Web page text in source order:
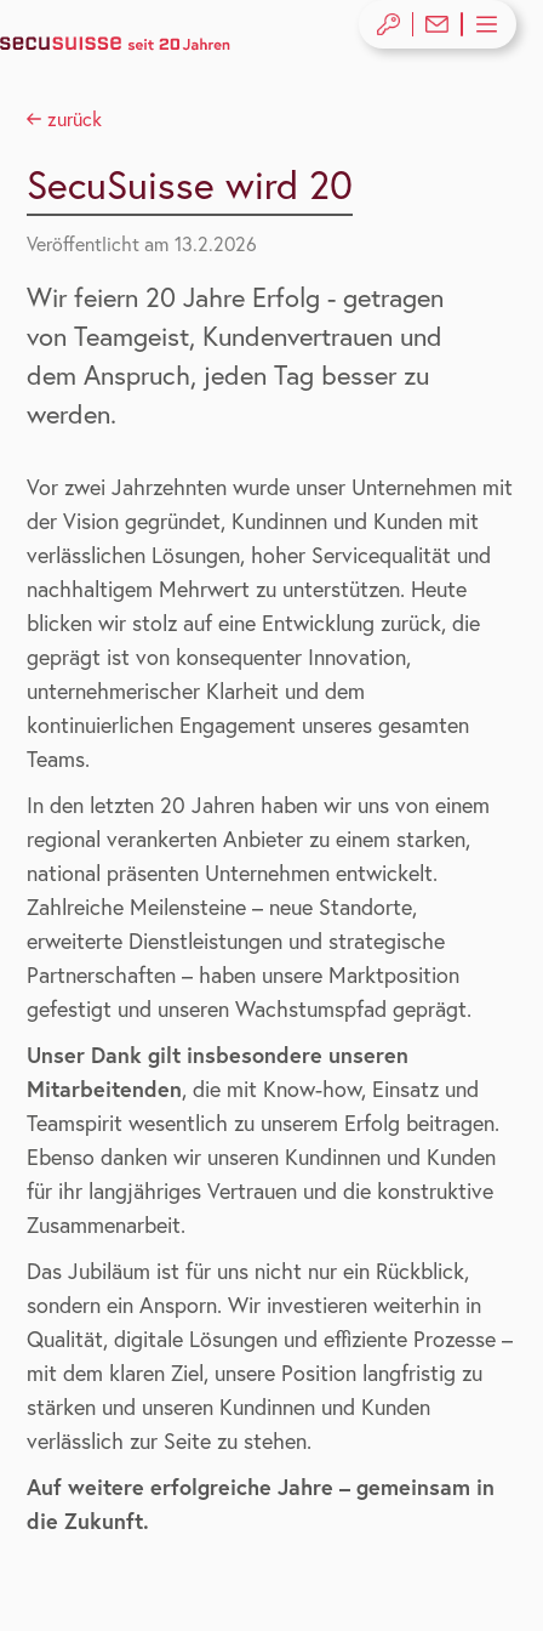
zurück
SecuSuisse wird 20
Veröffentlicht am 13.2.2026
Wir feiern 20 Jahre Erfolg - getragen
von Teamgeist, Kundenvertrauen und
dem Anspruch, jeden Tag besser zu
werden.
Vor zwei Jahrzehnten wurde unser Unternehmen mit
der Vision gegründet, Kundinnen und Kunden mit
verlässlichen Lösungen, hoher Servicequalität und
nachhaltigem Mehrwert zu unterstützen. Heute
blicken wir stolz auf eine Entwicklung zurück, die
geprägt ist von konsequenter Innovation,
unternehmerischer Klarheit und dem
kontinuierlichen Engagement unseres gesamten
Teams.
In den letzten 20 Jahren haben wir uns von einem
regional verankerten Anbieter zu einem starken,
national präsenten Unternehmen entwickelt.
Zahlreiche Meilensteine – neue Standorte,
erweiterte Dienstleistungen und strategische
Partnerschaften – haben unsere Marktposition
gefestigt und unseren Wachstumspfad geprägt.
Unser Dank gilt insbesondere unseren
Mitarbeitenden, die mit Know-how, Einsatz und
Teamspirit wesentlich zu unserem Erfolg beitragen.
Ebenso danken wir unseren Kundinnen und Kunden
für ihr langjähriges Vertrauen und die konstruktive
Zusammenarbeit.
Das Jubiläum ist für uns nicht nur ein Rückblick,
sondern ein Ansporn. Wir investieren weiterhin in
Qualität, digitale Lösungen und effiziente Prozesse –
mit dem klaren Ziel, unsere Position langfristig zu
stärken und unseren Kundinnen und Kunden
verlässlich zur Seite zu stehen.
Auf weitere erfolgreiche Jahre – gemeinsam in
die Zukunft.